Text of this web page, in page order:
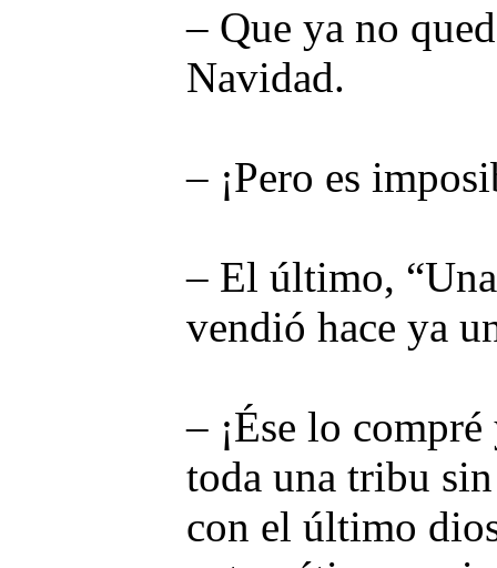
– Que ya no
Navidad.
– ¡Pero es
– El último,
vendió hace ya
– ¡Ése lo
toda una tribu
con el último